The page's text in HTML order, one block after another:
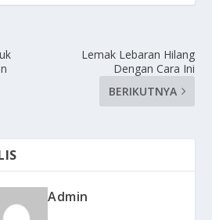
Lemak Lebaran Hilang
Dengan Cara Ini
BERIKUTNYA
Admin